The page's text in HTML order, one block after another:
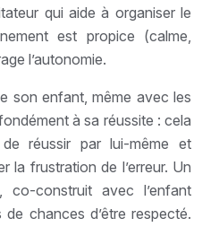
qui aide à organiser le
est propice (calme,
l’autonomie.
son enfant, même avec les
à sa réussite : cela
réussir par lui-même et
la frustration de l’erreur. Un
co-construit avec l’enfant
chances d’être respecté.